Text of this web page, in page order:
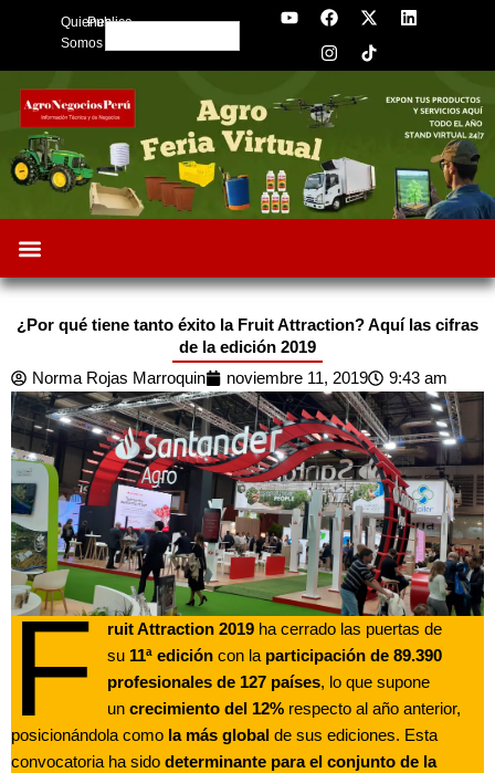
Quienes
Somos
Publica
Search
Y
o
b
e
F
a
c
e
o
o
k
X
-
t
w
t
L
i
d
n
I
n
s
t
g
r
a
¿Por qué tiene tanto éxito la Fruit Attraction? Aquí las cifras
de la edición 2019
Norma Rojas Marroquin
noviembre 11, 2019 9:43 am
F ruit Attraction 2019 ha cerrado las puertas de
su 11ª edicióncon la participación de 89.390
profesionales de 127 países, lo que supone
uncrecimiento del 12% respecto al año anterior,
posicionándola como la más global de sus ediciones. Esta
convocatoria ha sido determinante para el conjunto de la